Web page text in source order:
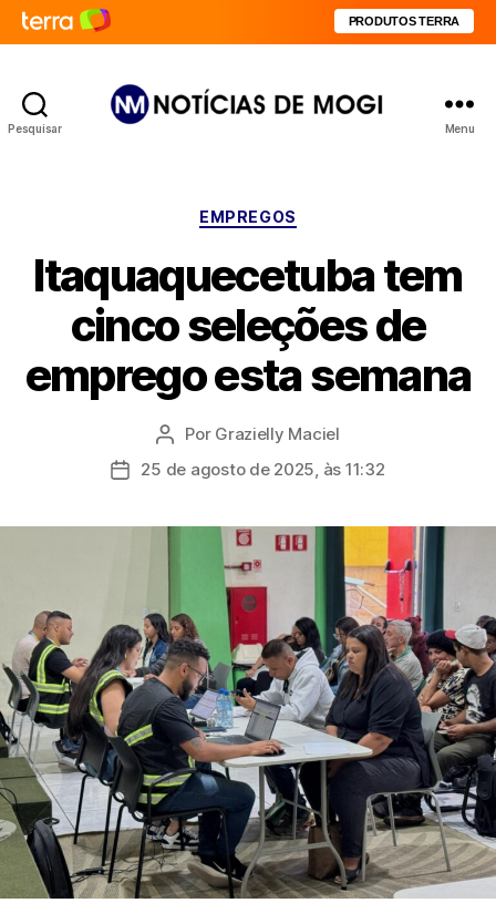
PRODUTOS TERRA
Pesquisar Menu
Categorias
EMPREGOS
Itaquaquecetuba tem
cinco seleções de
emprego esta semana
Autor
do
Por Grazielly Maciel
Data25 de agosto de 2025, às 11:32